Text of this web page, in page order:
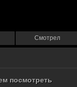
Смотрел
посмотреть